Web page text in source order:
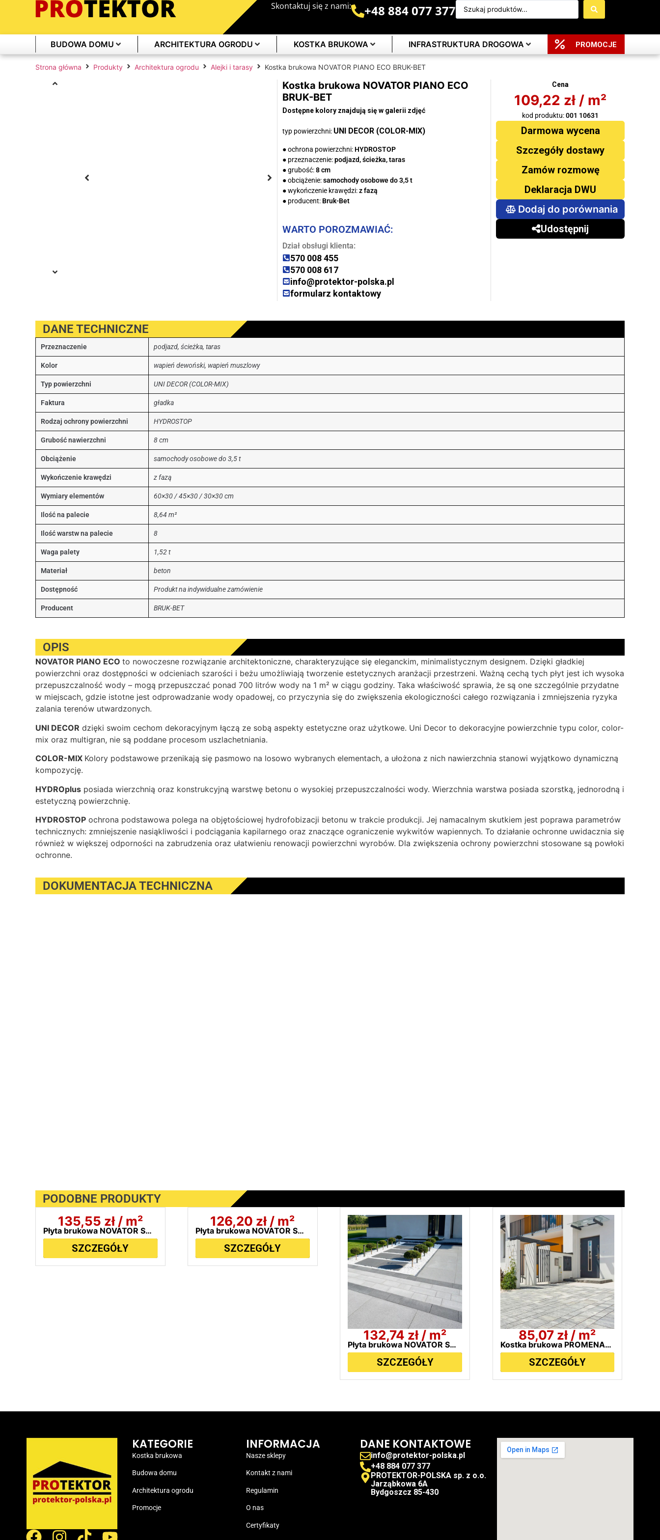
Skontaktuj się z nami: +48 884 077 377
BUDOWA DOMU ARCHITEKTURA OGRODU KOSTKA BRUKOWA INFRASTRUKTURA DROGOWA PROMOCJE
Strona główna Produkty Architektura ogrodu Alejki i tarasy Kostka brukowa NOVATOR PIANO ECO BRUK-BET
Kostka brukowa NOVATOR PIANO ECO
BRUK-BET
Dostępne kolory znajdują się w galerii zdjęć
typ powierzchni: UNI DECOR (COLOR-MIX)
● ochrona powierzchni: HYDROSTOP
● przeznaczenie:podjazd, ścieżka, taras
● grubość:8 cm
● obciążenie:samochody osobowe do 3,5 t
● wykończenie krawędzi:z fazą
● producent: Bruk-Bet
WARTO POROZMAWIAĆ:
Dział obsługi klienta:
570 008 455
570 008 617
info@protektor-polska.pl
formularz kontaktowy
Cena
109,22 zł / m²
kod produktu:001 10631
Darmowa wycena
Szczegóły dostawy
Zamów rozmowę
Deklaracja DWU
Dodaj do porównania
Udostępnij
DANE TECHNICZNE
Przeznaczenie podjazd, ścieżka, taras
Kolor wapień dewoński, wapień muszlowy
Typ powierzchni UNI DECOR (COLOR-MIX)
Faktura gładka
Rodzaj ochrony powierzchni HYDROSTOP
Grubość nawierzchni 8 cm
Obciążenie samochody osobowe do 3,5 t
Wykończenie krawędzi z fazą
Wymiary elementów 60×30 / 45×30 / 30×30 cm
Ilość na palecie 8,64 m²
Ilość warstw na palecie 8
Waga palety 1,52 t
Materiał beton
Dostępność Produkt na indywidualne zamówienie
Producent BRUK-BET
OPIS
NOVATOR PIANO ECO to nowoczesne rozwiązanie architektoniczne, charakteryzujące się eleganckim, minimalistycznym designem. Dzięki gładkiej
powierzchni oraz dostępności w odcieniach szarości i beżu umożliwiają tworzenie estetycznych aranżacji przestrzeni. Ważną cechą tych płyt jest ich wysoka
przepuszczalność wody – mogą przepuszczać ponad 700 litrów wody na 1 m² w ciągu godziny. Taka właściwość sprawia, że są one szczególnie przydatne
w miejscach, gdzie istotne jest odprowadzanie wody opadowej, co przyczynia się do zwiększenia ekologiczności całego rozwiązania i zmniejszenia ryzyka
zalania terenów utwardzonych.
UNI DECOR dzięki swoim cechom dekoracyjnym łączą ze sobą aspekty estetyczne oraz użytkowe. Uni Decor to dekoracyjne powierzchnie typu color, color-
mix oraz multigran, nie są poddane procesom uszlachetniania.
COLOR-MIX Kolory podstawowe przenikają się pasmowo na losowo wybranych elementach, a ułożona z nich nawierzchnia stanowi wyjątkowo dynamiczną
kompozycję.
HYDROplus posiada wierzchnią oraz konstrukcyjną warstwę betonu o wysokiej przepuszczalności wody. Wierzchnia warstwa posiada szorstką, jednorodną i
estetyczną powierzchnię.
HYDROSTOP ochrona podstawowa polega na objętościowej hydrofobizacji betonu w trakcie produkcji. Jej namacalnym skutkiem jest poprawa parametrów
technicznych: zmniejszenie nasiąkliwości i podciągania kapilarnego oraz znaczące ograniczenie wykwitów wapiennych. To działanie ochronne uwidacznia się
również w większej odporności na zabrudzenia oraz ułatwieniu renowacji powierzchni wyrobów. Dla zwiększenia ochrony powierzchni stosowane są powłoki
ochronne.
DOKUMENTACJA TECHNICZNA
PODOBNE PRODUKTY
135,55 zł / m²
Płyta brukowa NOVATOR SOLO 90x90cm BRUK-BET
SZCZEGÓŁY
126,20 zł / m²
Płyta brukowa NOVATOR SOLO 30x20cm BRUK-BET
SZCZEGÓŁY
132,74 zł / m²
Płyta brukowa NOVATOR SOLO 90x60cm BRUK-BET
SZCZEGÓŁY
85,07 zł / m²
Kostka brukowa PROMENADA BRUK-BET
SZCZEGÓŁY
KATEGORIE
Kostka brukowa
Budowa domu
Architektura ogrodu
Promocje
INFORMACJA
Nasze sklepy
Kontakt z nami
Regulamin
O nas
Certyfikaty
DANE KONTAKTOWE
info@protektor-polska.pl
+48 884 077 377
PROTEKTOR-POLSKA sp. z o.o.
Jarząbkowa 6A
Bydgoszcz 85-430